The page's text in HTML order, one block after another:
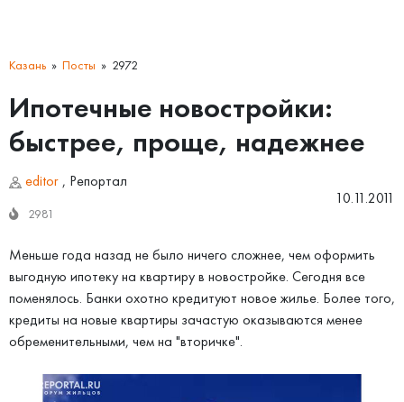
Казань Посты 2972
Ипотечные новостройки:
быстрее, проще, надежнее
editor , Репортал
10.11.2011
2981
Меньше года назад не было ничего сложнее, чем оформить
выгодную ипотеку на квартиру в новостройке. Сегодня все
поменялось. Банки охотно кредитуют новое жилье. Более того,
кредиты на новые квартиры зачастую оказываются менее
обременительными, чем на "вторичке".